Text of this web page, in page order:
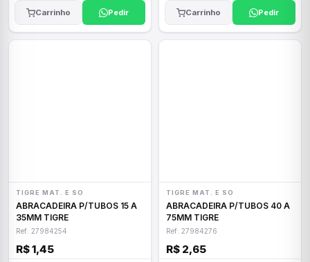
Carrinho Pedir Carrinho Pedir
TIGRE MAT. E SO
ABRACADEIRA P/TUBOS 15 A
35MM TIGRE
Ref: 27984254
R$ 1,45
TIGRE MAT. E SO
ABRACADEIRA P/TUBOS 40 A
75MM TIGRE
Ref: 27984276
R$ 2,65